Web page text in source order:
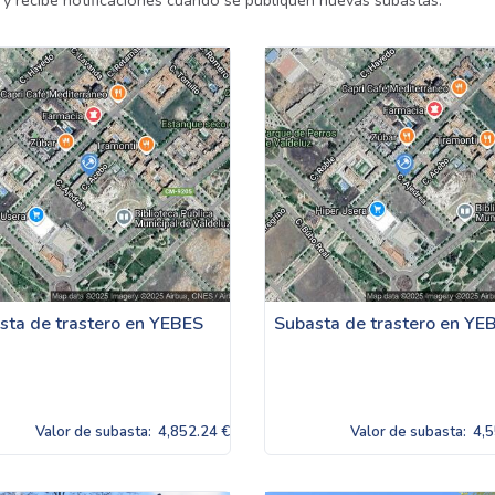
de trastero en YEBES
Valor de subasta: 4,852.24 €
Subasta de trastero en
Valor de subasta: